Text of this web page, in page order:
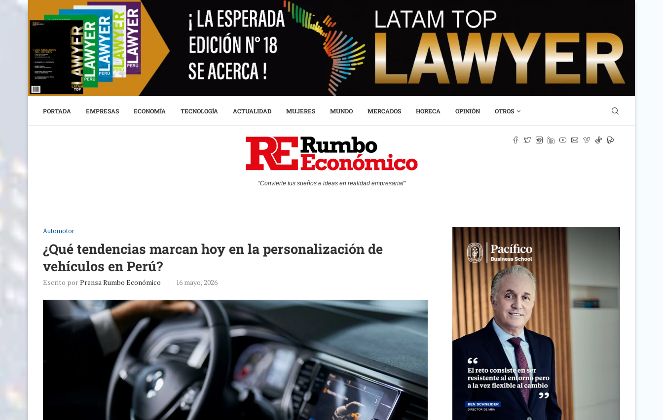
PORTADA EMPRESAS ECONOMÍA TECNOLOGÍA ACTUALIDAD MUJERES MUNDO MERCADOS HORECA OPINIÓN OTROS
"Convierte tus sueños e ideas en realidad empresarial"
Automotor
¿Qué tendencias marcan hoy en la personalización de
vehículos en Perú?
Escrito porPrensa Rumbo Económico 16 mayo, 2026